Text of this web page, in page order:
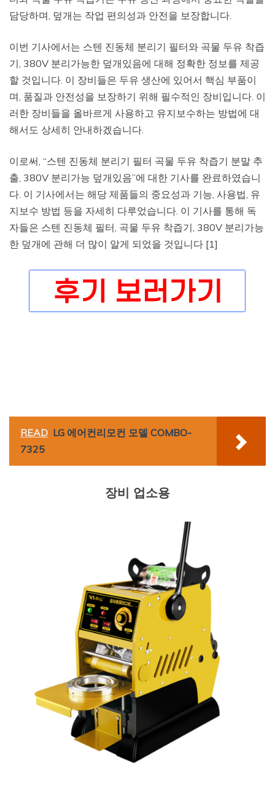
담당하며, 덮개는 작업 편의성과 안전을 보장합니다.
이번 기사에서는 스텐 진동체 분리기 필터와 곡물 두유 착즙
기, 380V 분리가능한 덮개있음에 대해 정확한 정보를 제공
할 것입니다. 이 장비들은 두유 생산에 있어서 핵심 부품이
며, 품질과 안전성을 보장하기 위해 필수적인 장비입니다. 이
러한 장비들을 올바르게 사용하고 유지보수하는 방법에 대
해서도 상세히 안내하겠습니다.
이로써, “스텐 진동체 분리기 필터 곡물 두유 착즙기 분말 추
출, 380V 분리가능 덮개있음”에 대한 기사를 완료하였습니
다. 이 기사에서는 해당 제품들의 중요성과 기능, 사용법, 유
지보수 방법 등을 자세히 다루었습니다. 이 기사를 통해 독
자들은 스텐 진동체 필터, 곡물 두유 착즙기, 380V 분리가능
한 덮개에 관해 더 많이 알게 되었을 것입니다 [1]
READ LG 에어컨리모컨 모델 COMBO-
7325
장비 업소용